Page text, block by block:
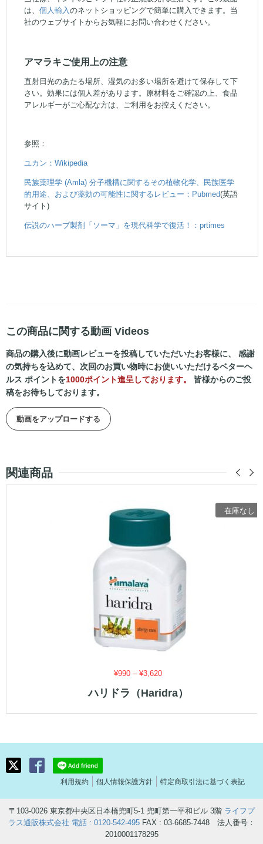
は、 個人輸入のネットショッピングで簡単に購入できます。当
社のウェブサイトからお気軽にお問い合わせください。
アマラキご使用上の注意
直射日光のあたる場所、湿気のお多い場所を避けて保存して下
さい。効果には個人差があります。原材料をご確認の上、食品
アレルギーがご心配な方は、ご利用をお控えください。
参照：
ユカン：Wikipedia
民族薬理学 (Amla) 分子機構に関するその植物化学、民族医学
的用途、および薬効の可能性に関するレビュー：Pubmed(英語
サイト)
伝説のハーブ製剤「ソーマ」を現代科学で復活！：prtimes
この商品に関する動画 Videos
商品の購入後に動画レビューを投稿していただいたお客様に、 感謝
の気持ちを込めて、次回のお買い物時にお使いいただけるベターヘ
ルス ポイントを1000ポイント進呈しております。
皆様からのご投
稿をお待ちしております。
動画をアップロードする
関連商品
¥990 –¥3,620価
帯:
ハリドラ（Haridra）
在庫なし
利用規約 個人情報保護方針 特定商取引法に基づく表記
〒103-0026 東京都中央区日本橋兜町5-1 兜町第一平和ビル 3階 ライフプ
ラス通販株式会社 電話 : 0120-542-495FAX : 03-6685-7448 法人番号：
2010001178295